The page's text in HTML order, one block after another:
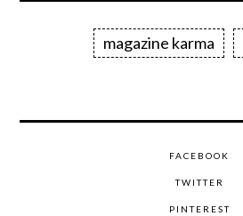
magazine karma
FACEBOOK
TWITTER
PINTEREST